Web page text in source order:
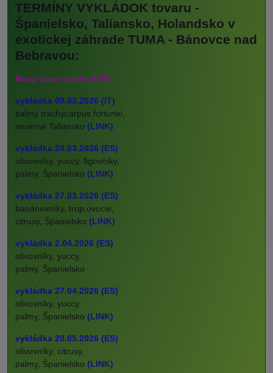
TERMÍNY VYKLÁDOK tovaru -
Španielsko, Taliansko, Holandsko v
exotickej záhrade TUMA - Bánovce nad
Bebravou:
Nový tovar rastlín 2026:
vykládka 09.03.2026 (IT)
palmy trachycarpus fortunei,
severné Taliansko (LINK)
vykládka 20.03.2026 (ES)
olivovníky, yuccy, figovníky,
palmy, Španielsko (LINK)
vykládka 27.03.2026 (ES)
banánovníky, trop.ovocie,
citrusy, Španielsko (LINK)
vykládka 2.04.2026 (ES)
olivovníky, yuccy,
palmy, Španielsko
vykládka 27.04.2026 (ES)
olivovníky, yuccy,
palmy, Španielsko (LINK)
vykládka 20.05.2026 (ES)
olivovníky, citrusy,
palmy, Španielsko (LINK)